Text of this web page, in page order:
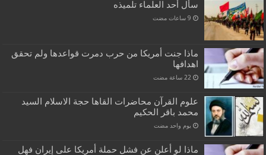
سأل أحد العلماء تلميذه
ماذا جنت أمريكا من حرب دمرت قواعدها ولم تحقق
اهدافها
علوم القرآن محاضرات القاها حجة الاسلام السيد
محمد باقر الحكيم
‏يوم واحد مضت
ماذا لو أعلن عن فشل حملة أمريكا على إيران فهل